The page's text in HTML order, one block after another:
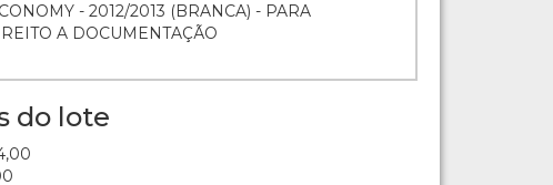
- 2012/2013 (BRANCA) - PARA
A DOCUMENTAÇÃO
do lote